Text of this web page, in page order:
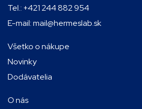
Tel.: +421 244 882 954
E-mail:mail@hermeslab.sk
Všetko o nákupe
Novinky
Dodávatelia
O nás